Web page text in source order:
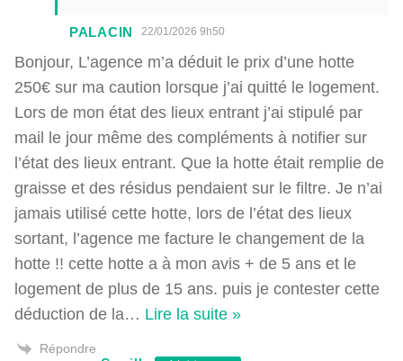
PALACIN 22/01/2026 9h50
Bonjour, L’agence m’a déduit le prix d’une hotte
250€ sur ma caution lorsque j’ai quitté le logement.
Lors de mon état des lieux entrant j’ai stipulé par
mail le jour même des compléments à notifier sur
l’état des lieux entrant. Que la hotte était remplie de
graisse et des résidus pendaient sur le filtre. Je n’ai
jamais utilisé cette hotte, lors de l’état des lieux
sortant, l’agence me facture le changement de la
hotte !! cette hotte a à mon avis + de 5 ans et le
logement de plus de 15 ans. puis je contester cette
déduction de la… Lire la suite »
Répondre